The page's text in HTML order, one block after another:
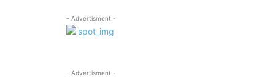
- Advertisment -
- Advertisment -